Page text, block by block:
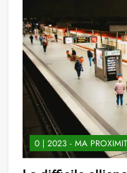
0 | 2023 - MA